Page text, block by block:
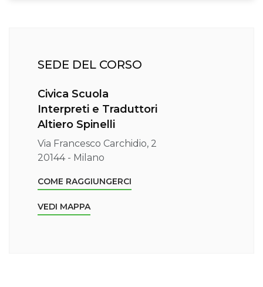
SEDE DEL CORSO
Civica Scuola
Interpreti e Traduttori
Altiero Spinelli
Via Francesco Carchidio, 2
20144 - Milano
COME RAGGIUNGERCI
VEDI MAPPA